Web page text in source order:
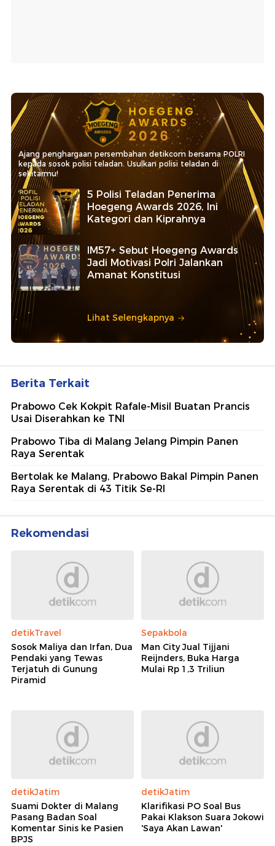
Ajang penghargaan persembahan detikcom bersama POLRI
kepada sosok polisi teladan. Usulkan polisi teladan di
sekitarmu!
5 Polisi Teladan Penerima
Hoegeng Awards 2026, Ini
Kategori dan Kiprahnya
IM57+ Sebut Hoegeng Awards
Jadi Motivasi Polri Jalankan
Amanat Konstitusi
Lihat Selengkapnya
Berita Terkait
Prabowo Cek Kokpit Rafale-Misil Buatan Prancis
Usai Diserahkan ke TNI
Prabowo Tiba di Malang Jelang Pimpin Panen
Raya Serentak
Bertolak ke Malang, Prabowo Bakal Pimpin Panen
Raya Serentak di 43 Titik Se-RI
Rekomendasi
detikTravel
Sosok Maliya dan Irfan, Dua
Pendaki yang Tewas
Terjatuh di Gunung
Piramid
Sepakbola
Man City Jual Tijjani
Reijnders, Buka Harga
Mulai Rp 1,3 Triliun
detikJatim
Suami Dokter di Malang
Pasang Badan Soal
Komentar Sinis ke Pasien
BPJS
detikJatim
Klarifikasi PO Soal Bus
Pakai Klakson Suara Jokowi
'Saya Akan Lawan'